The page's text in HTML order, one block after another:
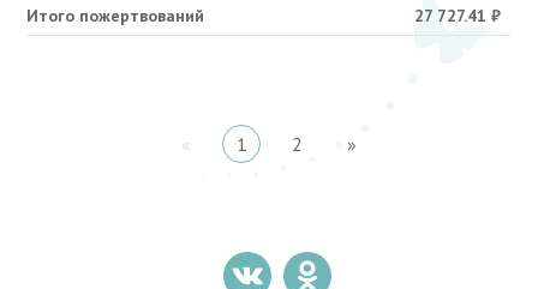
Итого пожертвований
27 727.41₽
« 1 2 »